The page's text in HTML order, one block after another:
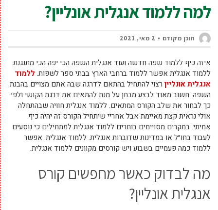
למה ללמוד אנגלית אונליין?
תוכן מקודם 2 מאי, 2021
איזה כיף ללמוד שפה חדשה ועוד אנגלית השפה הכי יפה הכי מתנגנת.
ללמוד אנגלית אפשר ללמוד ברחבי הארץ בבתי ספר לשפות. ללמוד
אנגלית אונליין רצוי להתחיל בהתאם לדרגה שבה אתם מצויים בהבנת
השפה. חשוב מאוד לבצע מבחן על מנת להתאים את דרגת הקושי ולפי
כך לבחור את שלב הקורס המתאים. ללמוד אנגלית חוויה שבהתחלה
אולי נראית קצת מאיימת אבל אחריי שיתחיל הקורס זה יהיה כיף
אמיתי. במקרים מסויימים בוחרים ללמוד אנגלית למתחילים כי נוסעים
לעבוד בחו״ל או במדינות שדוברות אנגלית. ללמוד אנגלית. אפשר
ללמוד כמה פעמיים בשבוע ויש קורסים מקוונים ללמוד אנגלית.
מה לבדוק כאשר מחפשים קורס
אנגלית אונליין?